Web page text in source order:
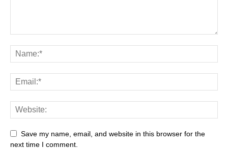
Save my name, email, and website in this browser for the
next time I comment.